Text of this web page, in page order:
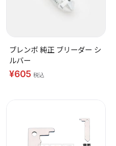
ブレンボ 純正 ブリーダー シ
ルバー
¥605税込